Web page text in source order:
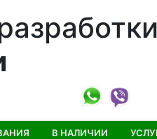
В НАЛИЧИИ